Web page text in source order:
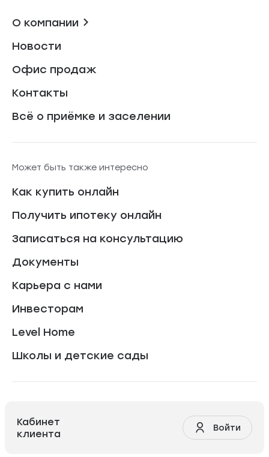
О компании
Новости
Офис продаж
Контакты
Всё о приёмке и заселении
Может быть также интересно
Как купить онлайн
Получить ипотеку онлайн
Записаться на консультацию
Документы
Карьера с нами
Инвесторам
Level Home
Школы и детские сады
Кабинет
клиента
Войти